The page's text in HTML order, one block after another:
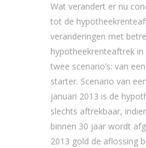
Wat verandert er nu
tot de
veranderingen met
hypotheekrenteaftrek
twee scenario’s: van
starter. Scenario van
januari 2013 is de
slechts aftrekbaar,
binnen 30 jaar wordt
2013 gold de aflossing